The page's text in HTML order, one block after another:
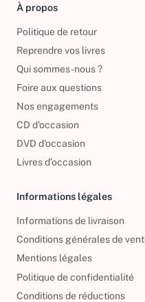
À propos
Politique de retour
Reprendre vos livres
Qui sommes-nous ?
Foire aux questions
Nos engagements
CD d'occasion
DVD d'occasion
Livres d’occasion
Informations légales
Informations de livraison
Conditions générales de
Mentions légales
Politique de confidentialité
Conditions de réductions